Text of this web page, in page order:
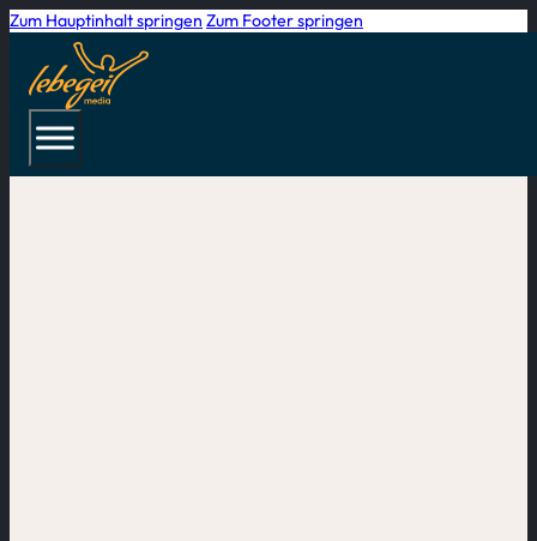
Zum Hauptinhalt springen Zum Footer springen